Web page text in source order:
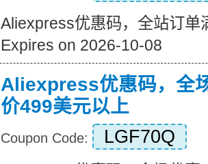
Aliexpress优惠码，全站订单
Expires on 2026-10-08
Aliexpress优惠码，全
价499美元以上
Coupon Code: LGF70Q